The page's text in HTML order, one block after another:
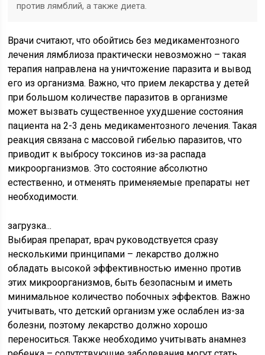
против лямблий, а также диета.
Врачи считают, что обойтись без медикаментозного
лечения лямблиоза практически невозможно – такая
терапия направлена на уничтожение паразита и вывод
его из организма. Важно, что прием лекарства у детей
при большом количестве паразитов в организме
может вызвать существенное ухудшение состояния
пациента на 2-3 день медикаментозного лечения. Такая
реакция связана с массовой гибелью паразитов, что
приводит к выбросу токсинов из-за распада
микроорганизмов. Это состояние абсолютно
естественно, и отменять применяемые препараты нет
необходимости.
загрузка...
Выбирая препарат, врач руководствуется сразу
несколькими принципами – лекарство должно
обладать высокой эффективностью именно против
этих микроорганизмов, быть безопасным и иметь
минимальное количество побочных эффектов. Важно
учитывать, что детский организм уже ослаблен из-за
болезни, поэтому лекарство должно хорошо
переноситься. Также необходимо учитывать анамнез